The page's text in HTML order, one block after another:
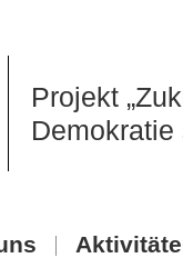
Projekt
Demokratie